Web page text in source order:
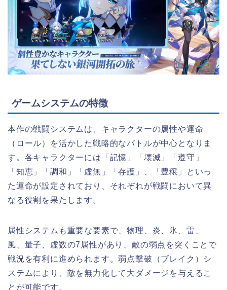
ゲームシステムの特徴
本作の戦闘システムは、キャラクターの属性や運命
（ロール）を活かした戦略的なバトルが中心となりま
す。各キャラクターには「記憶」「壊滅」「遵守」
「知恵」「調和」「虚無」「存護」、「豊穣」といっ
た運命が設定されており、それぞれが戦闘において異
なる役割を果たします。
属性システムも重要な要素で、物理、炎、氷、雷、
風、量子、虚数の7属性があり、敵の弱点を突くことで
戦況を有利に進められます。弱点撃破（ブレイク）シ
ステムにより、敵を無力化して大ダメージを与えるこ
とが可能です。